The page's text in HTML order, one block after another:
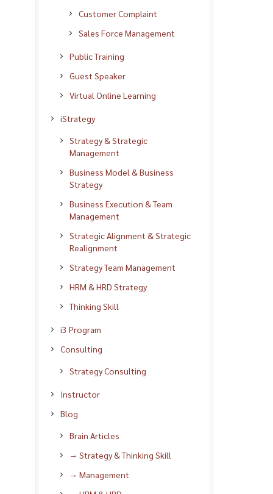
Customer Complaint
Sales Force Management
Public Training
Guest Speaker
Virtual Online Learning
iStrategy
Strategy & Strategic
Management
Business Model & Business
Strategy
Business Execution & Team
Management
Strategic Alignment & Strategic
Realignment
Strategy Team Management
HRM & HRD Strategy
Thinking Skill
i3 Program
Consulting
Strategy Consulting
Instructor
Blog
Brain Articles
→ Strategy & Thinking Skill
→ Management